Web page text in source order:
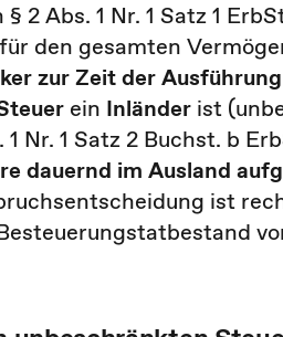
2 Abs. 1 Nr. 1 Satz 1
den gesamten
zur Zeit der
ein Inländer ist
Nr. 1 Satz 2 Buchst. b
dauernd im Ausland
ist